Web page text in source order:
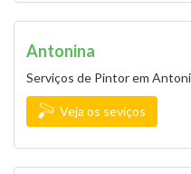
Antonina
Serviços de Pintor em
Veja os seviços